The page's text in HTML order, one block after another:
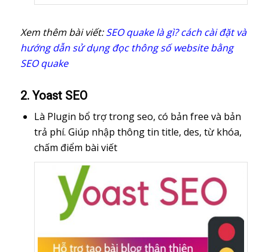
Xem thêm bài viết:SEO quake là gì? cách cài đặt và
hướng dẫn sử dụng đọc thông số website bằng
SEO quake
2. Yoast SEO
Là Plugin bổ trợ trong seo, có bản free và bản
trả phí. Giúp nhập thông tin title, des, từ khóa,
chấm điểm bài viết